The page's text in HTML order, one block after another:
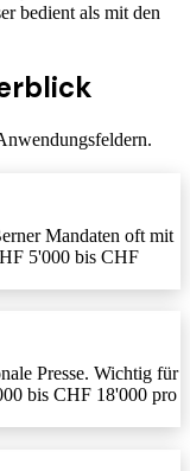
bedient als mit den
Mandaten oft mit
5'000 bis CHF
Presse. Wichtig für
bis CHF 18'000 pro